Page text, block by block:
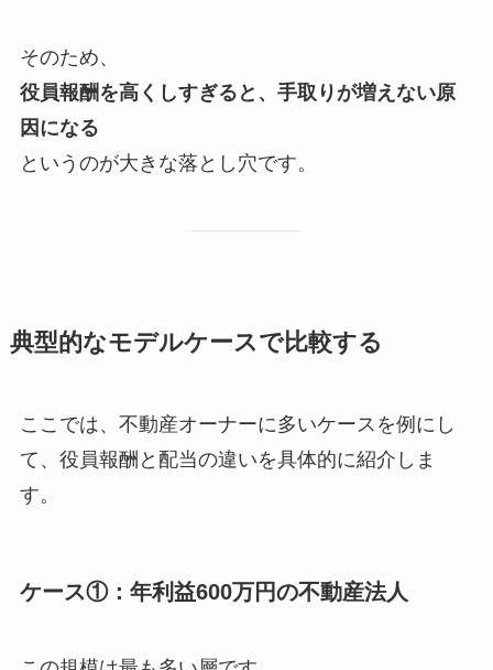
そのため、
役員報酬を高くしすぎると、手取りが増えない原
因になる
というのが大きな落とし穴です。
典型的なモデルケースで比較する
ここでは、不動産オーナーに多いケースを例にし
て、役員報酬と配当の違いを具体的に紹介しま
す。
ケース①：年利益600万円の不動産法人